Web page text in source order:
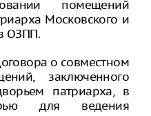
помещений
Московского и
ОЗПП.
о совместном
заключенного
патриарха, в
для ведения